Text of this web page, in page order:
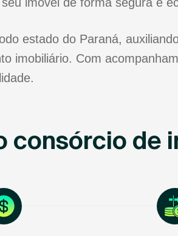
estado do Paraná,
imobiliário. Com
consórcio de